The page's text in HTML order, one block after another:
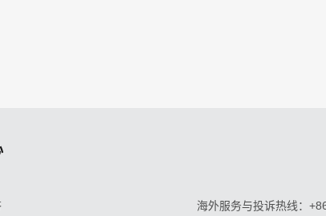
海外服务与投诉热线：